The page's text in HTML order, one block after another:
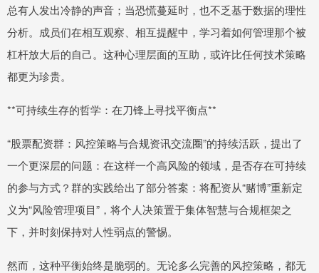
总有人发出冷静的声音；当恐慌蔓延时，也不乏基于数据的理性
分析。成员们在相互观察、相互提醒中，学习着如何管理那个被
杠杆放大后的自己。这种心理层面的互助，或许比任何技术策略
都更为珍贵。
**可持续生存的哲学：在刀锋上寻找平衡点**
“股票配资群：风控策略与合规资讯交流圈”的持续活跃，提出了
一个更深层的问题：在这样一个高风险的领域，是否存在可持续
的参与方式？群的实践给出了部分答案：将配资从“赌博”重新定
义为“风险管理项目”，将个人决策置于集体智慧与合规框架之
下，并时刻保持对人性弱点的警惕。
然而，这种平衡始终是脆弱的。无论多么完善的风控策略，都无